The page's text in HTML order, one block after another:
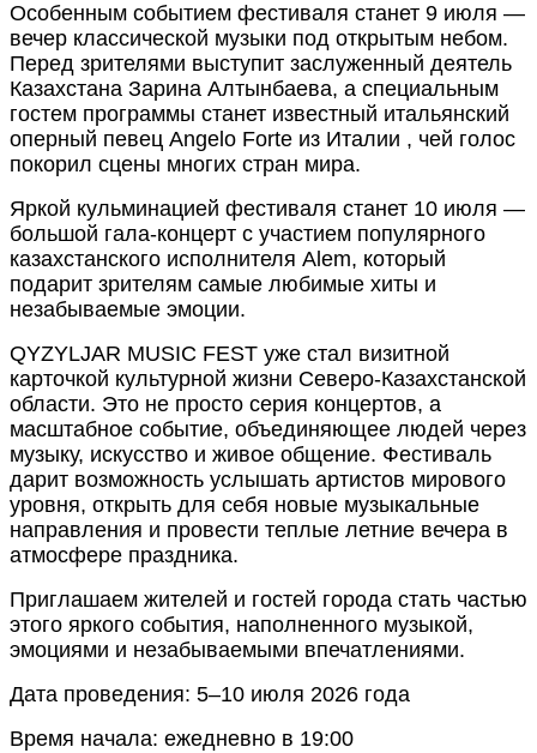
Особенным событием фестиваля станет 9 июля —
вечер классической музыки под открытым небом.
Перед зрителями выступит заслуженный деятель
Казахстана Зарина Алтынбаева, а специальным
гостем программы станет известный итальянский
оперный певец Angelo Forte из Италии , чей голос
покорил сцены многих стран мира.
Яркой кульминацией фестиваля станет 10 июля —
большой гала-концерт с участием популярного
казахстанского исполнителя Alem, который
подарит зрителям самые любимые хиты и
незабываемые эмоции.
QYZYLJAR MUSIC FEST уже стал визитной
карточкой культурной жизни Северо-Казахстанской
области. Это не просто серия концертов, а
масштабное событие, объединяющее людей через
музыку, искусство и живое общение. Фестиваль
дарит возможность услышать артистов мирового
уровня, открыть для себя новые музыкальные
направления и провести теплые летние вечера в
атмосфере праздника.
Приглашаем жителей и гостей города стать частью
этого яркого события, наполненного музыкой,
эмоциями и незабываемыми впечатлениями.
Дата проведения: 5–10 июля 2026 года
Время начала: ежедневно в 19:00